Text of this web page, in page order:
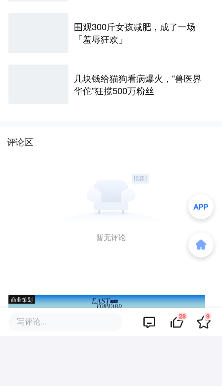
围观300斤女孩减肥，成了一场
「羞辱狂欢」
几块钱给猫狗看病爆火，“兽医界
华佗”狂揽500万粉丝
评论区
暂无评论
商业策划
写评论... 28 9